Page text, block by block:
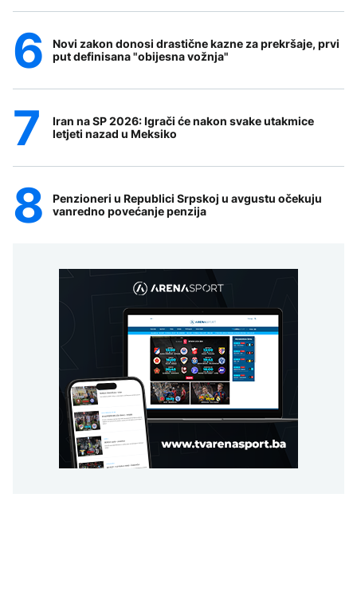
Novi zakon donosi drastične kazne za prekršaje, prvi
put definisana "obijesna vožnja"
Iran na SP 2026: Igrači će nakon svake utakmice
letjeti nazad u Meksiko
Penzioneri u Republici Srpskoj u avgustu očekuju
vanredno povećanje penzija